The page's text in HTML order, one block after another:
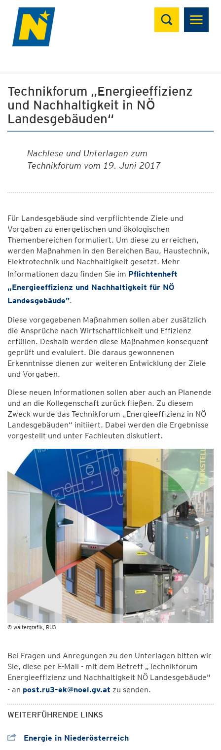
Suchen
Technikforum „Energieeffizienz
und Nachhaltigkeit in NÖ
Landesgebäuden“
Nachlese und Unterlagen zum
Technikforum vom 19. Juni 2017
Für Landesgebäude sind verpflichtende Ziele und
Vorgaben zu energetischen und ökologischen
Themenbereichen formuliert. Um diese zu erreichen,
werden Maßnahmen in den Bereichen Bau, Haustechnik,
Elektrotechnik und Nachhaltigkeit gesetzt. Mehr
Informationen dazu finden Sie im Pflichtenheft
„Energieeffizienz und Nachhaltigkeit für NÖ
Landesgebäude".
Diese vorgegebenen Maßnahmen sollen aber zusätzlich
die Ansprüche nach Wirtschaftlichkeit und Effizienz
erfüllen. Deshalb werden diese Maßnahmen konsequent
geprüft und evaluiert. Die daraus gewonnenen
Erkenntnisse dienen zur weiteren Entwicklung der Ziele
und Vorgaben.
Diese neuen Informationen sollen aber auch an Planende
und an die Kollegenschaft zurück fließen. Zu diesem
Zweck wurde das Technikforum „Energieeffizienz in NÖ
Landesgebäuden“ initiiert. Dabei werden die Ergebnisse
vorgestellt und unter Fachleuten diskutiert.
© waltergrafik, RU3
Bei Fragen und Anregungen zu den Unterlagen bitten wir
Sie, diese per E-Mail - mit dem Betreff „Technikforum
Energieeffizienz und Nachhaltigkeit NÖ Landesgebäude"
- an post.ru3-ek@noel.gv.at zu senden.
WEITERFÜHRENDE LINKS
Energie in Niederösterreich